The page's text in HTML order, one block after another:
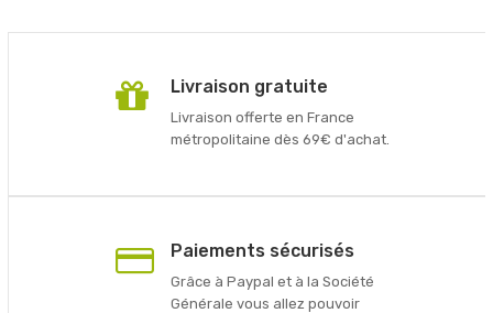
Livraison gratuite
Livraison offerte en France
métropolitaine dès 69€ d'achat.
Paiements sécurisés
Grâce à Paypal et à la Société
Générale vous allez pouvoir